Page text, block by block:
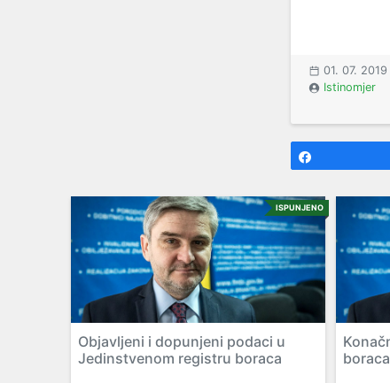
01. 07. 2019
Istinomjer
ISPUNJENO
Objavljeni i dopunjeni podaci u
Jedinstvenom registru boraca
boraca